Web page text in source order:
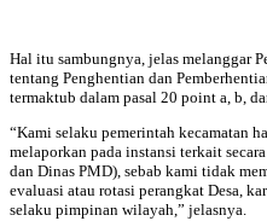
Hal itu sambungnya, jelas melanggar
tentang Penghentian dan
termaktub dalam pasal 20 point a, b,
“Kami selaku pemerintah kecamatan
melaporkan pada instansi terkait
dan Dinas PMD), sebab kami tidak
evaluasi atau rotasi perangkat Desa,
selaku pimpinan wilayah,” jelasnya.